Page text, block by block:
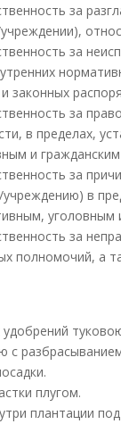
за
за
законных
за
в пределах,
и
за
в
уголовным
за
полномочий, а
с
плугом.
плантации